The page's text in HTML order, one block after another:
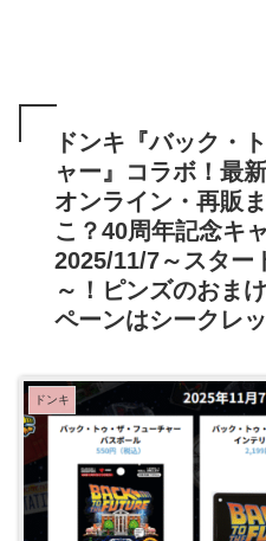
ドンキ『バック・
ャー』コラボ！最
オンライン・再販
こ？40周年記念キ
2025/11/7～スター
～！ピンズのおま
ペーンはシークレッ
ドンキ